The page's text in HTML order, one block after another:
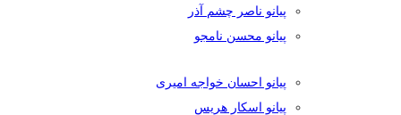
پیانو ناصر چشم آذر
پیانو محسن نامجو
پیانو احسان خواجه امیری
پیانو اسکار هریس